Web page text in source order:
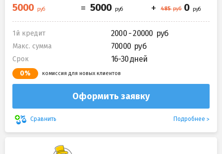
1й кредит 2000 - 20000
Макс. сумма 70000
Срок 16-30 дней
0% комиссия для новых клиентов
Оформить заявку
Сравнить Подробнее